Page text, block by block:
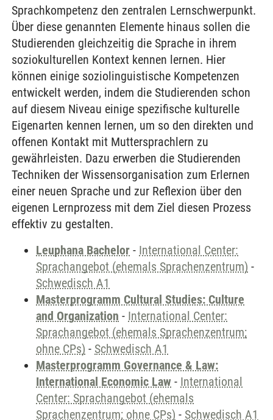
Sprachkompetenz den zentralen Lernschwerpunkt.
Über diese genannten Elemente hinaus sollen die
Studierenden gleichzeitig die Sprache in ihrem
soziokulturellen Kontext kennen lernen. Hier
können einige soziolinguistische Kompetenzen
entwickelt werden, indem die Studierenden schon
auf diesem Niveau einige spezifische kulturelle
Eigenarten kennen lernen, um so den direkten und
offenen Kontakt mit Muttersprachlern zu
gewährleisten. Dazu erwerben die Studierenden
Techniken der Wissensorganisation zum Erlernen
einer neuen Sprache und zur Reflexion über den
eigenen Lernprozess mit dem Ziel diesen Prozess
effektiv zu gestalten.
Leuphana Bachelor - International Center:
Sprachangebot (ehemals Sprachenzentrum) -
Schwedisch A1
Masterprogramm Cultural Studies: Culture
and Organization - International Center:
Sprachangebot (ehemals Sprachenzentrum;
ohne CPs) - Schwedisch A1
Masterprogramm Governance & Law:
International Economic Law - International
Center: Sprachangebot (ehemals
Sprachenzentrum; ohne CPs) - Schwedisch A1